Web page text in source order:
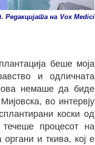
на Vox Medici
беше моја
и одличната
ова немаше да биде
во интервју
коски од
процесот на
и ткива, кој е